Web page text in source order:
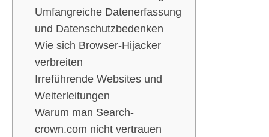
Umfangreiche Datenerfassung
und Datenschutzbedenken
Wie sich Browser-Hijacker
verbreiten
Irreführende Websites und
Weiterleitungen
Warum man Search-
crown.com nicht vertrauen